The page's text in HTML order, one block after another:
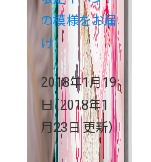
の模様をお届
け
2018年1月19
日 （2018年1
月23日 更新）